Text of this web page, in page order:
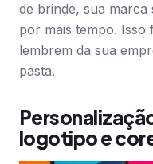
de brinde, sua marca
por mais tempo. Isso
lembrem da sua
pasta.
logotipo e